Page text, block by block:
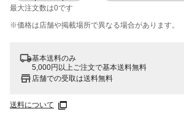
最大注文数は0です
※価格は​店舗や​掲載場所で​異なる​場合が​あります。
基本送料のみ
5,000円以上ご注文で基本送料無料
店舗での受取は送料無料
送料について